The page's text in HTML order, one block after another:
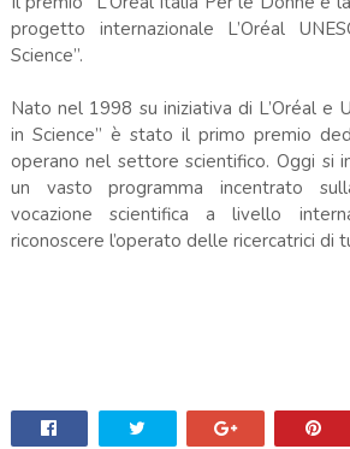
progetto internazionale L’Oréal
Science”.
Nato nel 1998 su iniziativa di L’Oréal e
in Science” è stato il primo premio
operano nel settore scientifico. Oggi si
un vasto programma incentrato
vocazione scientifica a livello
riconoscere l’operato delle ricercatrici di